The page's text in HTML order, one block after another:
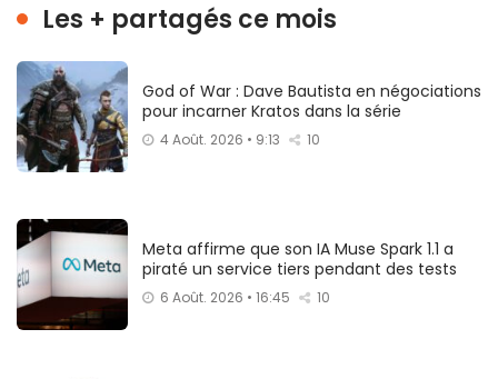
Les + partagés ce mois
God of War : Dave Bautista en négociations
pour incarner Kratos dans la série
4 Août. 2026 • 9:13 10
Meta affirme que son IA Muse Spark 1.1 a
piraté un service tiers pendant des tests
6 Août. 2026 • 16:45 10